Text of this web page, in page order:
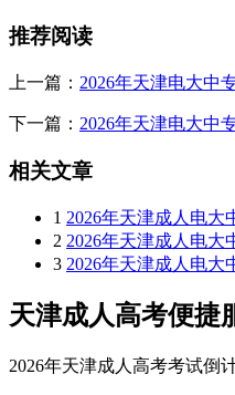
推荐阅读
上一篇： 2026年天津电大中
下一篇： 2026年天津电大中
相关文章
1 2026年天津成人电大
2 2026年天津成人电大
3 2026年天津成人电大
天津成人高考便捷
2026年天津成人高考考试倒